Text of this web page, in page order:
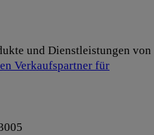
und Dienstleistungen von
Verkaufspartner für